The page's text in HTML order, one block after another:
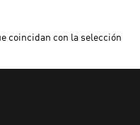
coincidan con la selección